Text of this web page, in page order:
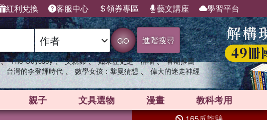
紅利兌換 客服中心 領券專區 藝文講座 學習平台
GO 進階搜尋
、 The Odyssey 、 父親節 、 如果歷史是一群喵 、 暑期推薦
台灣的李登輝時代 、 數學女孩：黎曼猜想 、 偉大的迷走神經
親子 文具選物 漫畫 教科考用